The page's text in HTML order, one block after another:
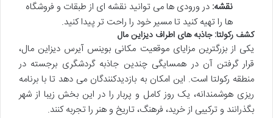
نقشه: در ورودی ها می توانید نقشه ای از طبقات و فروشگاه
ها را تهیه کنید تا مسیر خود را راحت تر پیدا کنید.
کشف رکولتا: جاذبه های اطراف دیزاین مال
یکی از بزرگترین مزایای موقعیت مکانی بوینس آیرس دیزاین مال،
قرار گرفتن آن در همسایگی چندین جاذبه گردشگری برجسته در
منطقه رکولتا است. این امکان به بازدیدکنندگان می دهد تا با برنامه
ریزی هوشمندانه، یک روز کامل و پربار را در این بخش زیبا از شهر
بگذرانند و ترکیبی از خرید، فرهنگ، تاریخ و هنر را تجربه کنند.